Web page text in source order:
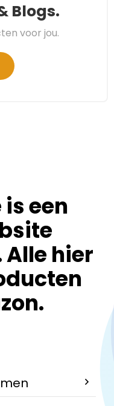
Blogs.
voor jou.
een
hier